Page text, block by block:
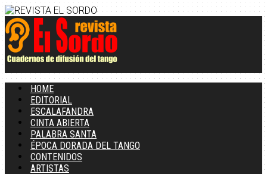
HOME
EDITORIAL
ESCALAFANDRA
CINTA ABIERTA
PALABRA SANTA
ÉPOCA DORADA DEL TANGO
CONTENIDOS
ARTISTAS